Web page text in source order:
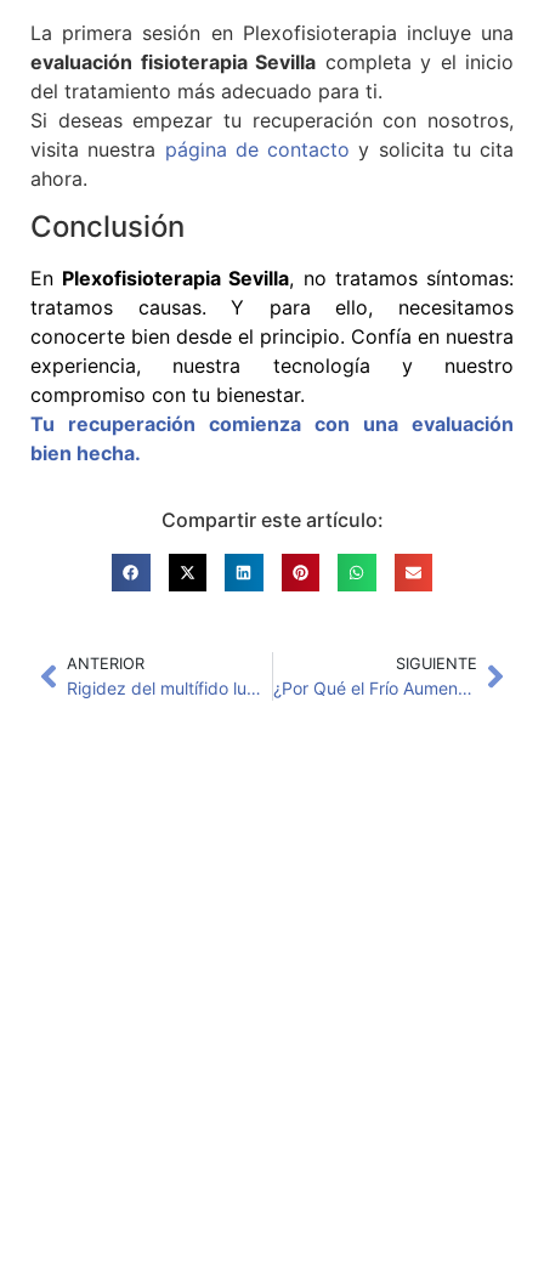
La primera sesión en Plexofisioterapia incluye una
evaluación fisioterapia Sevilla completa y el inicio
del tratamiento más adecuado para ti.
Si deseas empezar tu recuperación con nosotros,
visita nuestra página de contactoy solicita tu cita
ahora.
Conclusión
En Plexofisioterapia Sevilla, no tratamos síntomas:
tratamos causas. Y para ello, necesitamos
conocerte bien desde el principio. Confía en nuestra
experiencia, nuestra tecnología y nuestro
compromiso con tu bienestar.
Tu recuperación comienza con una evaluación
bien hecha.
Compartir este artículo:
ANTERIOR
Rigidez del multífido lumbar en deportistas: cómo tratar el dolor lumbar crónico con fisioterapia en Sevilla
SIGUIENTE
¿Por Qué el Frío Aumenta la Tensión Muscular y el Riesgo de Lesiones? | Cómo Ayuda la Fisioterapia en Sevilla